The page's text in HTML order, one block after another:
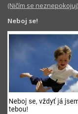
(Ničím se neznepokojuj)
Neboj se!